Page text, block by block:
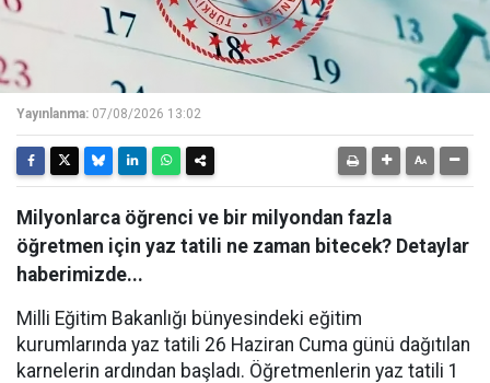
Yayınlanma: 07/08/2026 13:02
Milyonlarca öğrenci ve bir milyondan fazla
öğretmen için yaz tatili ne zaman bitecek? Detaylar
haberimizde...
Milli Eğitim Bakanlığı bünyesindeki eğitim
kurumlarında yaz tatili 26 Haziran Cuma günü dağıtılan
karnelerin ardından başladı. Öğretmenlerin yaz tatili 1